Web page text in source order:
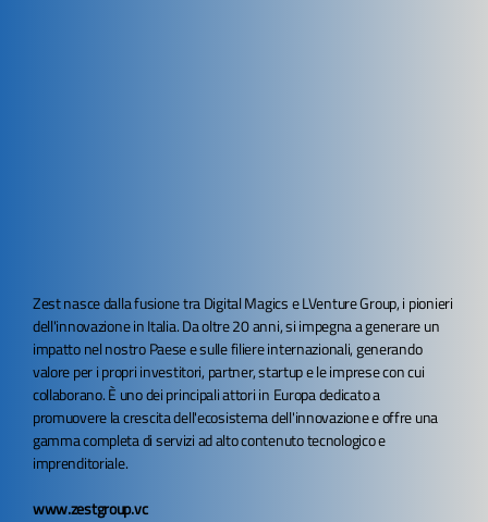
Zest nasce dalla fusione tra Digital Magics e LVenture Group, i pionieri
dell'innovazione in Italia. Da oltre 20 anni, si impegna a generare un
impatto nel nostro Paese e sulle filiere internazionali, generando
valore per i propri investitori, partner, startup e le imprese con cui
collaborano. È uno dei principali attori in Europa dedicato a
promuovere la crescita dell'ecosistema dell'innovazione e offre una
gamma completa di servizi ad alto contenuto tecnologico e
imprenditoriale.
www.zestgroup.vc